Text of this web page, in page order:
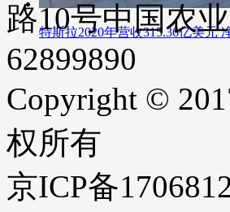
特斯拉2020年营收315.36亿美元
路10号中国农
62899890
Copyright ©
权所有
京ICP备